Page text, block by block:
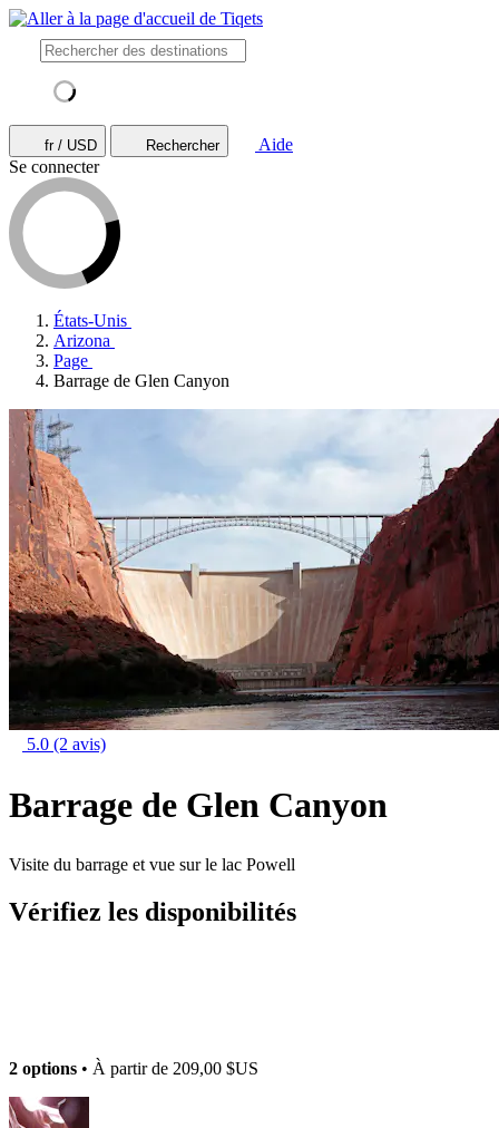
fr / USD Rechercher
Aide
Se connecter
États-Unis
Arizona
Page
Barrage de Glen Canyon
5.0 (2 avis)
Barrage de Glen Canyon
Visite du barrage et vue sur le lac Powell
Vérifiez les disponibilités
2 options • À partir de 209,00 $US